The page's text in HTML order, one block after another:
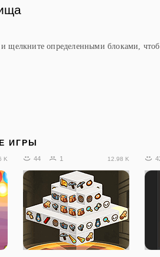
и щелкните определенными блоками,
ИГРЫ
K 44 1 12.98 K